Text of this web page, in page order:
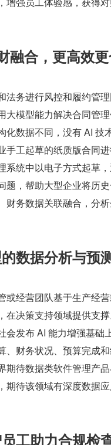
融合，更高效
务进行风控和履约管
模型能力解决合同管
数据不同，没有 AI 技
工起草的纸质版合同
统中以电子方式起草
，帮助大型企业将历
务数据关联融合，分
数据分析与预
经营团队基于生产经营
在决策支持领域提供支
发布 AI 能力增强基础
财务状况、预算完成
待数据类软件管理产
待该领域有深度数据
工助力合规检